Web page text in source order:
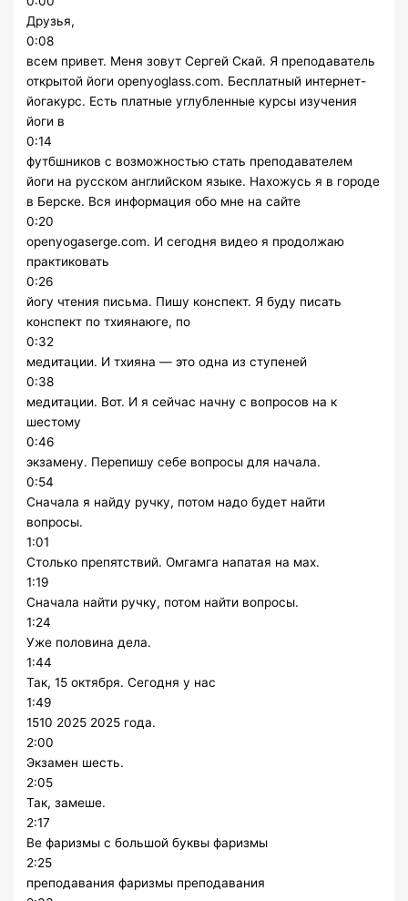
Друзья,
0:08
всем привет. Меня зовут Сергей Скай. Я преподаватель
открытой йоги openyoglass.com. Бесплатный интернет-
йогакурс. Есть платные углубленные курсы изучения
йоги в
0:14
футбшников с возможностью стать преподавателем
йоги на русском английском языке. Нахожусь я в городе
в Берске. Вся информация обо мне на сайте
0:20
openyogaserge.com. И сегодня видео я продолжаю
практиковать
0:26
йогу чтения письма. Пишу конспект. Я буду писать
конспект по тхиянаюге, по
0:32
медитации. И тхияна — это одна из ступеней
0:38
медитации. Вот. И я сейчас начну с вопросов на к
шестому
0:46
экзамену. Перепишу себе вопросы для начала.
0:54
Сначала я найду ручку, потом надо будет найти
вопросы.
1:01
Столько препятствий. Омгамга напатая на мах.
1:19
Сначала найти ручку, потом найти вопросы.
1:24
Уже половина дела.
1:44
Так, 15 октября. Сегодня у нас
1:49
1510 2025 2025 года.
2:00
Экзамен шесть.
2:05
Так, замеше.
2:17
Ве фаризмы с большой буквы фаризмы
2:25
преподавания фаризмы преподавания